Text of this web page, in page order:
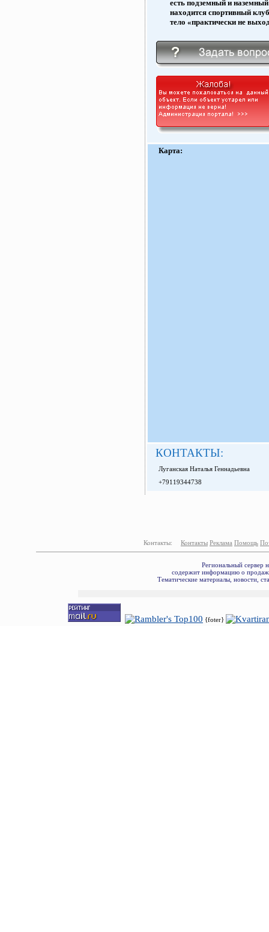
есть подземный и
находится спортивный
тело «практически не
Карта:
КОНТАКТЫ:
Луганская Наталья Геннадьевна
+79119344738
Контакты: Контакты Реклама Помощь
Региональный сервер
содержит информацию о
Тематические материалы, новости,
{foter}